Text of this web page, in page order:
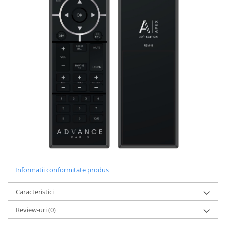
Informatii conformitate produs
Caracteristici
Review-uri(0)